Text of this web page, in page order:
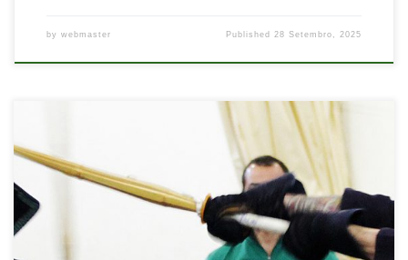
by webmaster Published 28 Setembro, 2025
A cidade do Porto irá acolher mais uma vez a edição de 2025 do
estágio de arbitragem de Kendo juntamente com a competição
internacional Tamashii Cup, mais informações aqui: